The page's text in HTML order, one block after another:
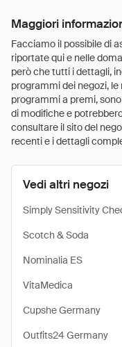
Maggiori
Facciamo il possibile di
riportate qui e nelle
però che tutti i dettagli,
programmi dei negozi,
programmi a premi,
di modifiche e
consultare il sito del
recenti e i dettagli
Vedi altri negozi
Simply Sensitivity
Scotch & Soda
Nominalia ES
VitaMedica
Cupshe Germany
Outfits24 Germany